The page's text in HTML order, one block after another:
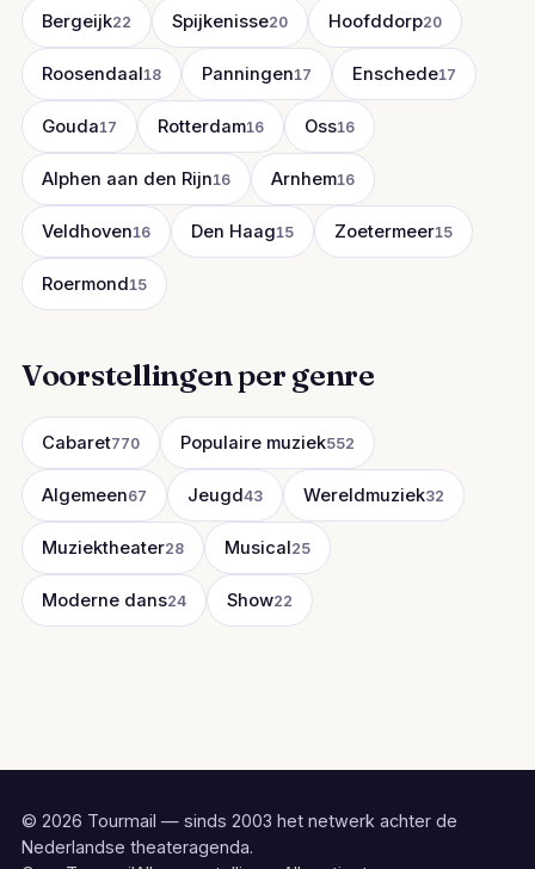
Bergeijk22 Spijkenisse20 Hoofddorp20
Roosendaal18 Panningen17 Enschede17
Gouda17 Rotterdam16 Oss16
Alphen aan den Rijn16 Arnhem16
Veldhoven16 Den Haag15 Zoetermeer15
Roermond15
Voorstellingen per genre
Cabaret770 Populaire muziek552
Algemeen67 Jeugd43 Wereldmuziek32
Muziektheater28 Musical25
Moderne dans24 Show22
© 2026 Tourmail — sinds 2003 het netwerk achter de
Nederlandse theateragenda.